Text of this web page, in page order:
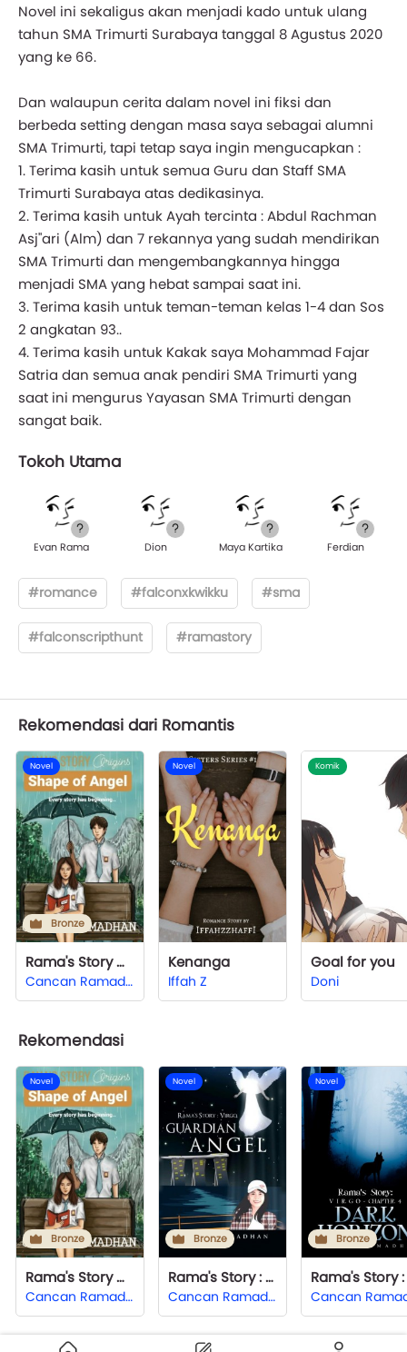
Novel ini sekaligus akan menjadi kado untuk ulang
tahun SMA Trimurti Surabaya tanggal 8 Agustus 2020
yang ke 66.
Dan walaupun cerita dalam novel ini fiksi dan
berbeda setting dengan masa saya sebagai alumni
SMA Trimurti, tapi tetap saya ingin mengucapkan :
1. Terima kasih untuk semua Guru dan Staff SMA
Trimurti Surabaya atas dedikasinya.
2. Terima kasih untuk Ayah tercinta : Abdul Rachman
Asj"ari (Alm) dan 7 rekannya yang sudah mendirikan
SMA Trimurti dan mengembangkannya hingga
menjadi SMA yang hebat sampai saat ini.
3. Terima kasih untuk teman-teman kelas 1-4 dan Sos
2 angkatan 93..
4. Terima kasih untuk Kakak saya Mohammad Fajar
Satria dan semua anak pendiri SMA Trimurti yang
saat ini mengurus Yayasan SMA Trimurti dengan
sangat baik.
Tokoh Utama
Evan Rama Dion Maya Kartika Ferdian
#romance #falconxkwikku #sma
#falconscripthunt #ramastory
Rekomendasi dari Romantis
Novel
Bronze
Rama's Story Origins : Shape Of Angel
Cancan Ramadhan
Novel
Kenanga
Iffah Z
Komik
Goal for you
Doni
Rekomendasi
Novel
Bronze
Rama's Story Origins : Shape Of Angel
Cancan Ramadhan
Novel
Bronze
Rama's Story : Virgo Chapter 2 - Guardian Angel
Cancan Ramadhan
Novel
Bronze